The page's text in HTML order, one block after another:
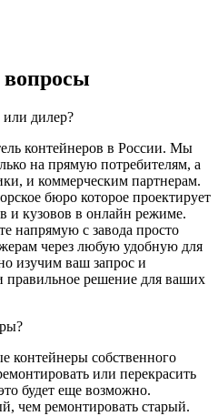
вопросы
дилер?
контейнеров в России. Мы
на прямую потребителям, а
и коммерческим партнерам.
бюро которое проектирует
и кузовов в онлайн режиме.
напрямую с завода просто
через любую удобную для
изучим ваш запрос и
решение для ваших
контейнеры собственного
или перекрасить
будет еще возможно.
чем ремонтировать старый.